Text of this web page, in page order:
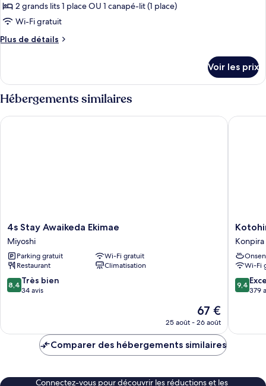
chambre
ce
type
chambre :
Deluxe
2 grands lits 1 place OU 1 canapé-lit (1 place)
Wi-Fi gratuit
Plus de détails
Plus
le
type
de
chambre
Chambre
Voir les prix
Hébergements similaires
4s
Stay
Awaikeda
Ekimae
Miyoshi
4s Stay Awaikeda Ekimae
Miyoshi
Parking gratuit
Wi-Fi gratuit
Restaurant
Climatisation
8.4
sur
34 avis
8,4 Très bien
34 avis
Le
nouveau
est
de
67 €
25 août - 26 août
4s Stay Awaikeda Ekimae
Kotohira
Onsen
Onyado
Konpira
Onsen
Onsen
Wi-Fi
9.4
sur
9,4
379
Comparer des hébergements similaires
Connectez-vous pour découvrir les réductions et les